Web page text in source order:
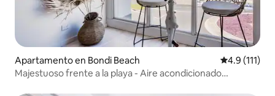
Apartamento en Bondi Beach Calificación
4.9 (111)
Majestuoso frente a la playa - Aire acondicionado